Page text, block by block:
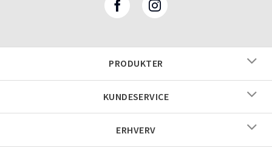
PRODUKTER
KUNDESERVICE
ERHVERV